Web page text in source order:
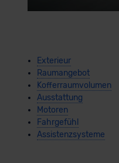
Exterieur
Raumangebot
Kofferraumvolumen
Ausstattung
Motoren
Fahrgefühl
Assistenzsysteme